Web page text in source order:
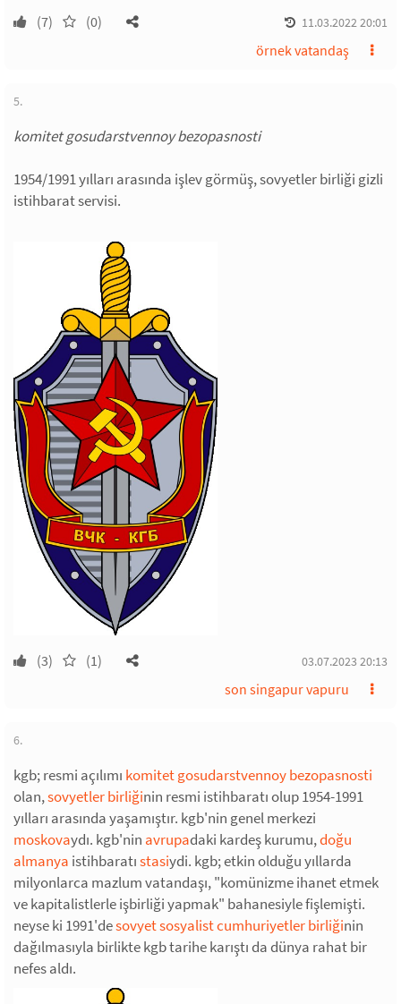
(7) (0) 11.03.2022 20:01
örnek vatandaş
5.
komitet gosudarstvennoy bezopasnosti
1954/1991 yılları arasında işlev görmüş, sovyetler birliği gizli
istihbarat servisi.
(3) (1) 03.07.2023 20:13
son singapur vapuru
6.
kgb; resmi açılımı komitet gosudarstvennoy bezopasnosti
olan,sovyetler birliğinin resmi istihbaratı olup 1954-1991
yılları arasında yaşamıştır. kgb'nin genel merkezi
moskovaydı. kgb'nin avrupadaki kardeş kurumu,doğu
almanya istihbaratıstasiydi. kgb; etkin olduğu yıllarda
milyonlarca mazlum vatandaşı, "komünizme ihanet etmek
ve kapitalistlerle işbirliği yapmak" bahanesiyle fişlemişti.
neyse ki 1991'desovyet sosyalist cumhuriyetler birliğinin
dağılmasıyla birlikte kgb tarihe karıştı da dünya rahat bir
nefes aldı.